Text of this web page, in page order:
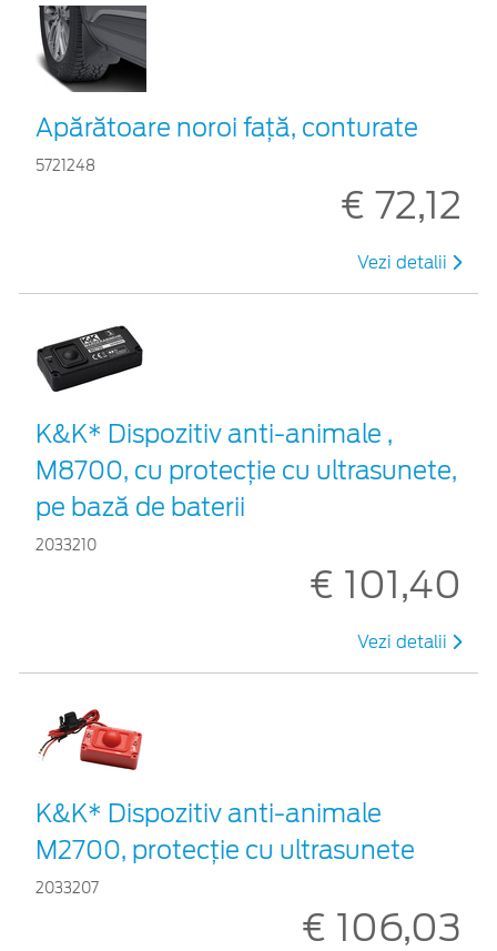
Apărătoare noroi față, conturate
5721248
€ 72,12
Vezi detalii
K&K* Dispozitiv anti-animale ,
M8700, cu protecție cu ultrasunete,
pe bază de baterii
2033210
€ 101,40
Vezi detalii
K&K* Dispozitiv anti-animale
M2700, protecție cu ultrasunete
2033207
€ 106,03